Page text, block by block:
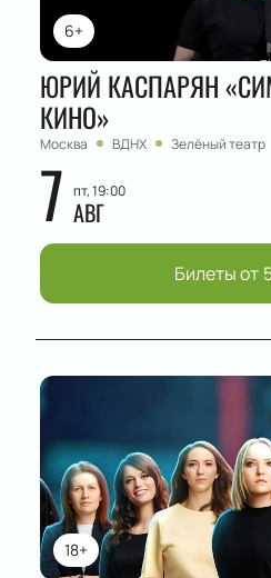
6+
ЮРИЙ КАСПАРЯН
КИНО»
Москва ВДНХ Зелёный театр
7 пт, 19:00
АВГ
Билеты от
18+